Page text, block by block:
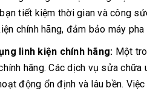
tiết kiệm thời gian và công
chính hãng, đảm bảo máy
linh kiện chính hãng: Một
hãng. Các dịch vụ sửa
động ổn định và lâu bền.